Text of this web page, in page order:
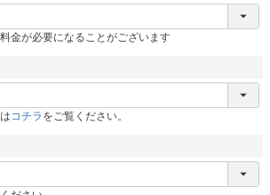
金が必要になることがございます
コチラ をご覧ください。